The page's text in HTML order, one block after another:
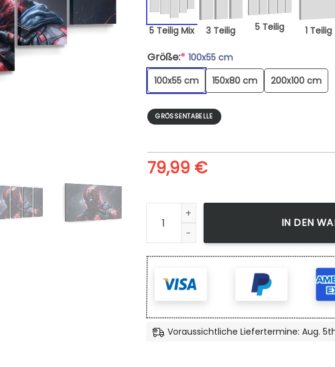
5 Teilig Mix 3 Teilig 5 Teilig 1 Teilig
Größe:* 100x55 cm
100x55 cm
150x80 cm 200x100 cm
GRÖSSENTABELLE
79,99 €
Leinwandbild Deadpool Marvel 4 fertig
IN DEN
Voraussichtliche Liefertermine: Aug.